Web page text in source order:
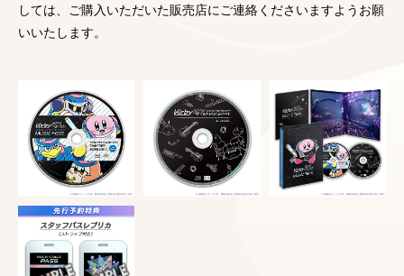
しては、ご購入いただいた販売店にご連絡くださいますようお願
いいたします。